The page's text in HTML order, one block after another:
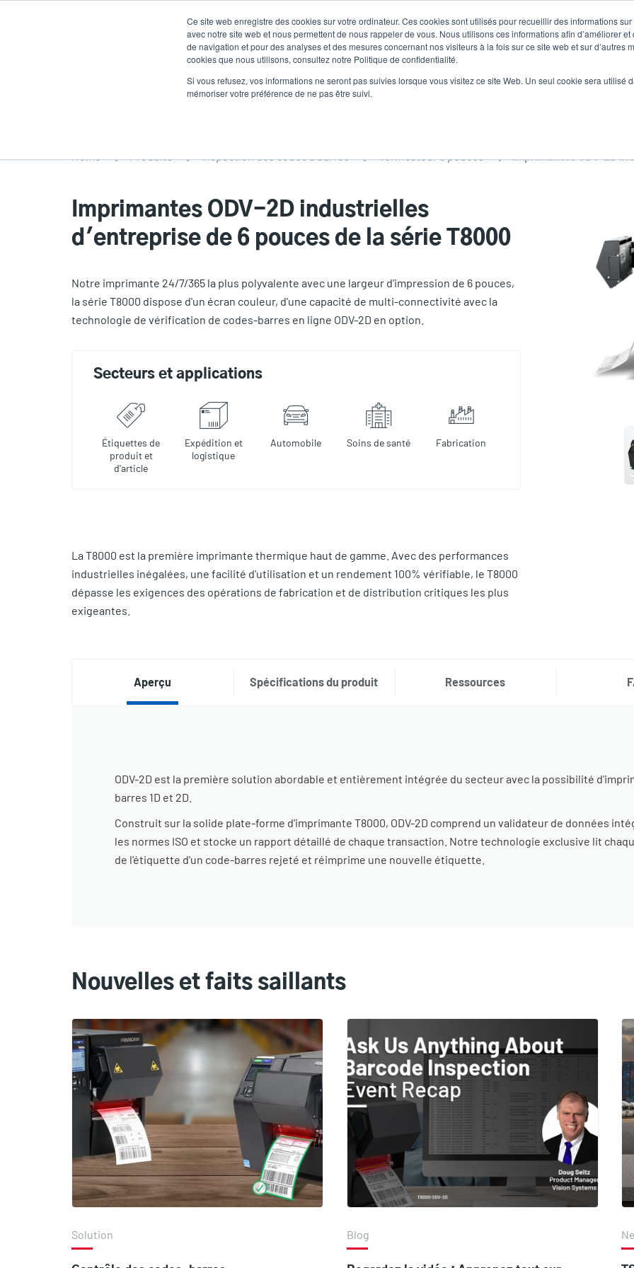
Ce site web enregistre des cookies sur votre ordinateur. Ces cookies sont utilisés pour recueillir des informations
avec notre site web et nous permettent de nous rappeler de vous. Nous utilisons ces informations afin d’améliorer
de navigation et pour des analyses et des mesures concernant nos visiteurs à la fois sur ce site web et sur d’autres
cookies que nous utilisons, consultez notre Politique de confidentialité.
Si vous refusez, vos informations ne seront pas suivies lorsque vous visitez ce site Web. Un seul cookie sera utilisé
mémoriser votre préférence de ne pas être suivi.
User
Nouvelles
Home Produits Inspection des codes à barres Vérificateur 6 pouces
Imprimantes ODV-2D industrielles
d'entreprise de 6 pouces de la série T8000
Notre imprimante 24/7/365 la plus polyvalente avec une largeur d'impression de 6 pouces,
la série T8000 dispose d'un écran couleur, d'une capacité de multi-connectivité avec la
technologie de vérification de codes-barres en ligne ODV-2D en option.
Secteurs et applications
Étiquettes de
produit et
d'article
Expédition et
logistique
Automobile Soins de santé Fabrication
La T8000 est la première imprimante thermique haut de gamme. Avec des performances
industrielles inégalées, une facilité d'utilisation et un rendement 100% vérifiable, le T8000
dépasse les exigences des opérations de fabrication et de distribution critiques les plus
exigeantes.
Aperçu Spécifications du produit Ressources
ODV-2D est la première solution abordable et entièrement intégrée du secteur avec la possibilité
barres 1D et 2D.
Construit sur la solide plate-forme d'imprimante T8000, ODV-2D comprend un validateur de données
les normes ISO et stocke un rapport détaillé de chaque transaction. Notre technologie exclusive lit
de l'étiquette d'un code-barres rejeté et réimprime une nouvelle étiquette.
Nouvelles et faits saillants
Solution Blog